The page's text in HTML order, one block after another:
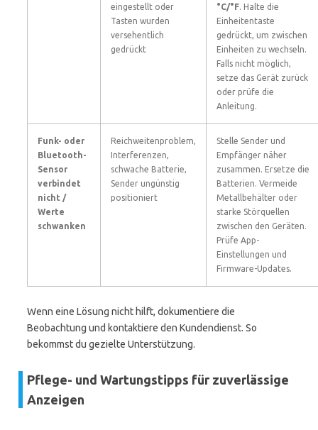
eingestellt oder
Tasten wurden
versehentlich
gedrückt
°C/°F. Halte die
Einheitentaste
gedrückt, um zwischen
Einheiten zu wechseln.
Falls nicht möglich,
setze das Gerät zurück
oder prüfe die
Anleitung.
Funk- oder
Bluetooth-
Sensor
verbindet
nicht /
Werte
schwanken
Reichweitenproblem,
Interferenzen,
schwache Batterie,
Sender ungünstig
positioniert
Stelle Sender und
Empfänger näher
zusammen. Ersetze die
Batterien. Vermeide
Metallbehälter oder
starke Störquellen
zwischen den Geräten.
Prüfe App-
Einstellungen und
Firmware-Updates.
Wenn eine Lösung nicht hilft, dokumentiere die
Beobachtung und kontaktiere den Kundendienst. So
bekommst du gezielte Unterstützung.
Pflege- und Wartungstipps für zuverlässige
Anzeigen